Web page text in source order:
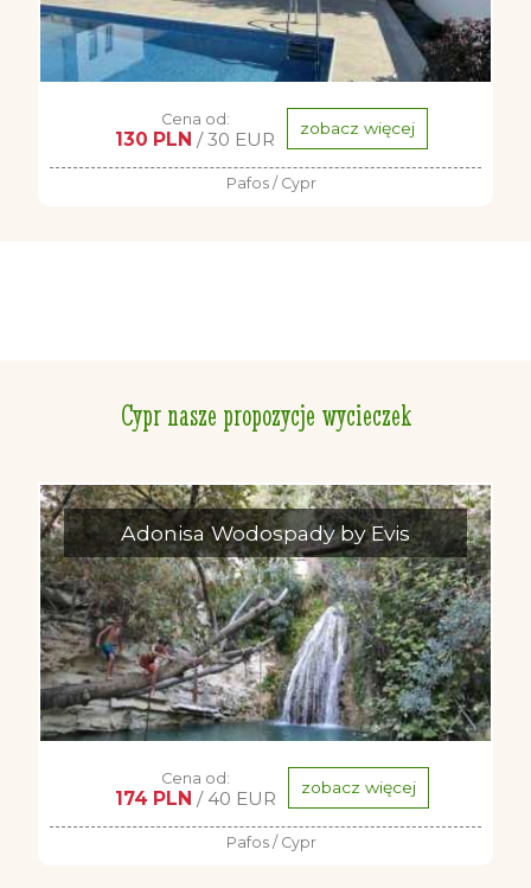
Cena od:
130 PLN / 30 EUR zobacz więcej
Pafos / Cypr
Cypr nasze propozycje wycieczek
Adonisa Wodospady by Evis
Cena od:
174 PLN / 40 EUR zobacz więcej
Pafos / Cypr